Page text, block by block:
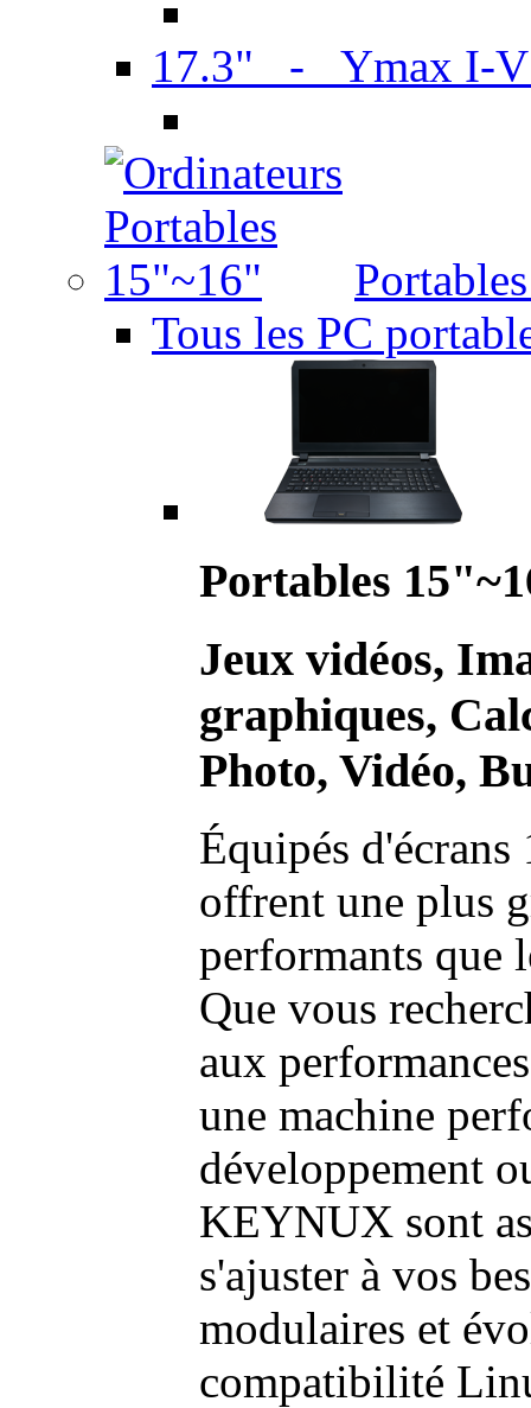
17.3" - Ymax I-
Tous les PC
Portables
Jeux vidéos,
graphiques,
Photo, Vidéo,
Équipés
offrent une plus
performants que
Que vous
aux
une machine
développement
KEYNUX sont
s'ajuster à vos
modulaires et
compatibilité